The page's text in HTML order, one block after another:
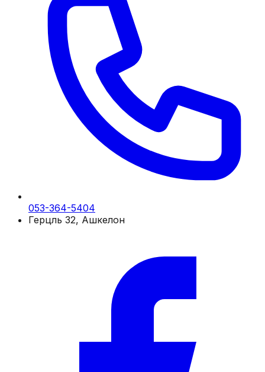
053-364-5404
Герцль 32, Ашкелон